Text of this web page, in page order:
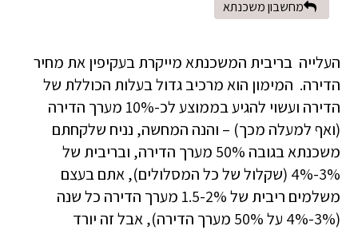
מחשבון משכנתא
העלייה בריבית המשכנתא מייקרת בעקיפין את מחיר
הדירה. המימון הוא מרכיב גדול בעלות הכוללת של
הדירה ועשוי להגיע בממוצע לכ-10% מערך הדירה
(ואף למעלה מכך) – והנה המחשה, נניח שלקחתם
משכנתא בגובה 50% מערך הדירה, ובריבית של
3%-4% (שקלול של כל המסלולים), אתם בעצם
משלמים ריבית של 1.5-2% מערך הדירה כל שנה
(3%-4% על 50% מערך הדירה), אבל זה יורד